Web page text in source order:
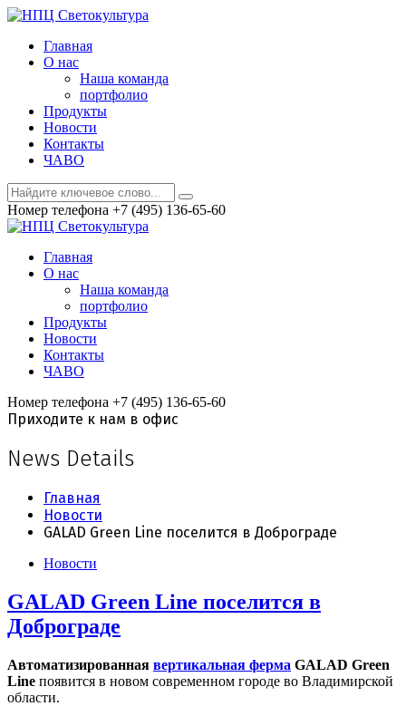
Главная
О нас
Наша команда
портфолио
Продукты
Новости
Контакты
ЧАВО
Номер телефона +7 (495) 136-65-60
Главная
О нас
Наша команда
портфолио
Продукты
Новости
Контакты
ЧАВО
Номер телефона +7 (495) 136-65-60
Приходите к нам в офис
News Details
Главная
Новости
GALAD Green Line поселится в Доброграде
Новости
GALAD Green Line поселится в
Доброграде
Автоматизированная вертикальная ферма GALAD Green
Line появится в новом современном городе во Владимирской
области.